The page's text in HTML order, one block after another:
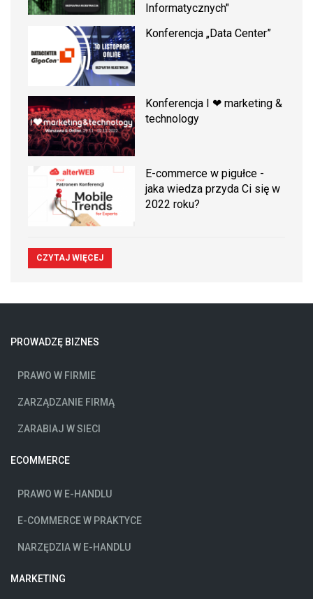
Informatycznych"
Konferencja „Data Center”
Konferencja I ❤ marketing &
technology
E-commerce w pigułce -
jaka wiedza przyda Ci się w
2022 roku?
CZYTAJ WIĘCEJ
PROWADZĘ BIZNES
PRAWO W FIRMIE
ZARZĄDZANIE FIRMĄ
ZARABIAJ W SIECI
ECOMMERCE
PRAWO W E-HANDLU
E-COMMERCE W PRAKTYCE
NARZĘDZIA W E-HANDLU
MARKETING